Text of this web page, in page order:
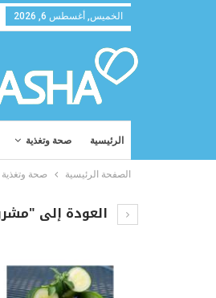
الخميس, أغسطس 6, 2026
الرئيسية صحة وتغذية
الصفحة الرئيسية صحة وتغذية
العودة إلى